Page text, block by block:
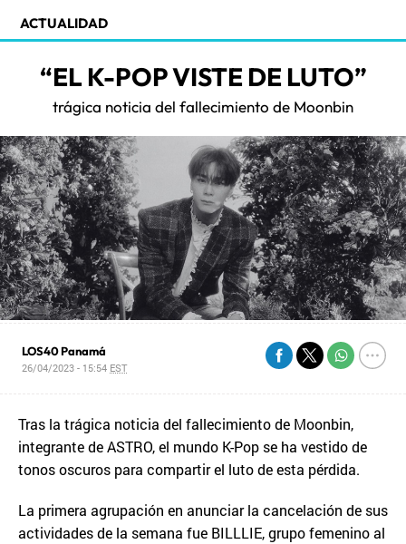
ACTUALIDAD
“EL K-POP VISTE DE LUTO”
trágica noticia del fallecimiento de Moonbin
LOS40 Panamá
26/04/2023 - 15:54 EST
Tras la trágica noticia del fallecimiento de Moonbin,
integrante de ASTRO, el mundo K-Pop se ha vestido de
tonos oscuros para compartir el luto de esta pérdida.
La primera agrupación en anunciar la cancelación de sus
actividades de la semana fue BILLLIE, grupo femenino al